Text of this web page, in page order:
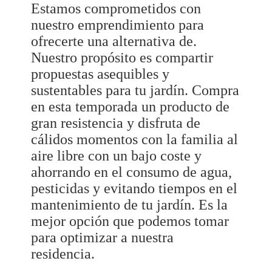
Estamos comprometidos con
nuestro emprendimiento para
ofrecerte una alternativa de.
Nuestro propósito es compartir
propuestas asequibles y
sustentables para tu jardín. Compra
en esta temporada un producto de
gran resistencia y disfruta de
cálidos momentos con la familia al
aire libre con un bajo coste y
ahorrando en el consumo de agua,
pesticidas y evitando tiempos en el
mantenimiento de tu jardín. Es la
mejor opción que podemos tomar
para optimizar a nuestra
residencia.